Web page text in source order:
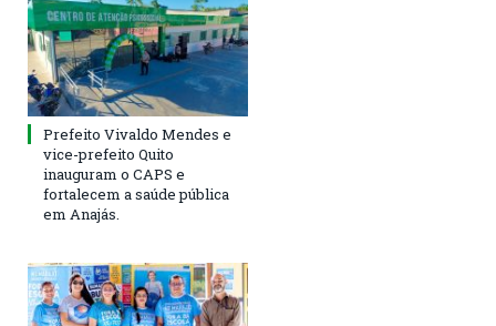
Prefeito Vivaldo Mendes e
vice-prefeito Quito
inauguram o CAPS e
fortalecem a saúde pública
em Anajás.